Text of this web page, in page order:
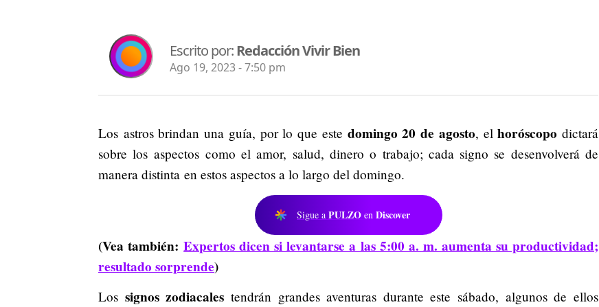
Escrito por:Redacción Vivir Bien
Ago 19, 2023 - 7:50 pm
Los astros brindan una guía, por lo que este domingo 20 de agosto, elhoróscopo dictará
sobre los aspectos como el amor, salud, dinero o trabajo; cada signo se desenvolverá de
manera distinta en estos aspectos a lo largo del domingo.
Sigue a PULZO en Discover
(Vea también:Expertos dicen si levantarse a las 5:00 a. m. aumenta su productividad;
resultado sorprende)
Los signos zodiacales tendrán grandes aventuras durante este sábado, algunos de ellos